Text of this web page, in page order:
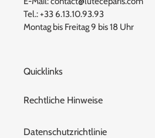
Tel.: +33 6.13.10.93.93
Montag bis Freitag 9 bis 18 Uhr
Quicklinks
Rechtliche Hinweise
Datenschutzrichtlinie